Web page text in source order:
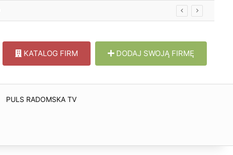
KATALOG FIRM DODAJ SWOJĄ FIRMĘ
PULS RADOMSKA TV